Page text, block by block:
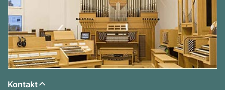
Kontakt